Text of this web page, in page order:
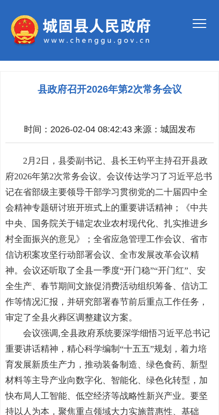
县政府召开2026年第2次常务会议
时间：2026-02-04 08:42:43 来源： 城固发布
2月2日，县委副书记、县长王钧平主持召开县政
府2026年第2次常务会议。会议传达学习了习近平总书
记在省部级主要领导干部学习贯彻党的二十届四中全
会精神专题研讨班开班式上的重要讲话精神；《中共
中央、国务院关于锚定农业农村现代化、扎实推进乡
村全面振兴的意见》；全省应急管理工作会议、省市
信访积案攻坚行动部署会议、全市发展改革会议精
神。会议还听取了全县一季度“开门稳”“开门红”、安
全生产、春节期间文旅促消费活动组织筹备、信访工
作等情况汇报，并研究部署春节前后重点工作任务，
审定了全县火葬区调整建议方案。
会议强调,全县政府系统要深学细悟习近平总书记
重要讲话精神，精心科学编制 “十五五”规划， 着力培
育发展新质生产力，推动装备制造、绿色食药、新型
材料等主导产业向数字化、智能化、绿色化转型，加
快布局人工智能、低空经济等战略性新兴产业。要坚
持以人为本，聚焦重点领域大力实施普惠性、基础